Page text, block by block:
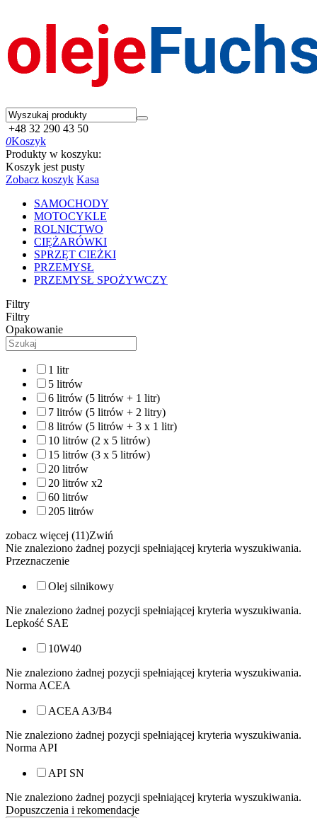
+48 32 290 43 50
0Koszyk
Produkty w koszyku:
Koszyk jest pusty
Zobacz koszyk Kasa
SAMOCHODY
MOTOCYKLE
ROLNICTWO
CIĘŻARÓWKI
SPRZĘT CIEŻKI
PRZEMYSŁ
PRZEMYSŁ SPOŻYWCZY
Filtry
Filtry
Opakowanie
1 litr
5 litrów
6 litrów (5 litrów + 1 litr)
7 litrów (5 litrów + 2 litry)
8 litrów (5 litrów + 3 x 1 litr)
10 litrów (2 x 5 litrów)
15 litrów (3 x 5 litrów)
20 litrów
20 litrów x2
60 litrów
205 litrów
zobacz więcej (11)Zwiń
Nie znaleziono żadnej pozycji spełniającej kryteria wyszukiwania.
Przeznaczenie
Olej silnikowy
Nie znaleziono żadnej pozycji spełniającej kryteria wyszukiwania.
Lepkość SAE
10W40
Nie znaleziono żadnej pozycji spełniającej kryteria wyszukiwania.
Norma ACEA
ACEA A3/B4
Nie znaleziono żadnej pozycji spełniającej kryteria wyszukiwania.
Norma API
API SN
Nie znaleziono żadnej pozycji spełniającej kryteria wyszukiwania.
Dopuszczenia i rekomendacje